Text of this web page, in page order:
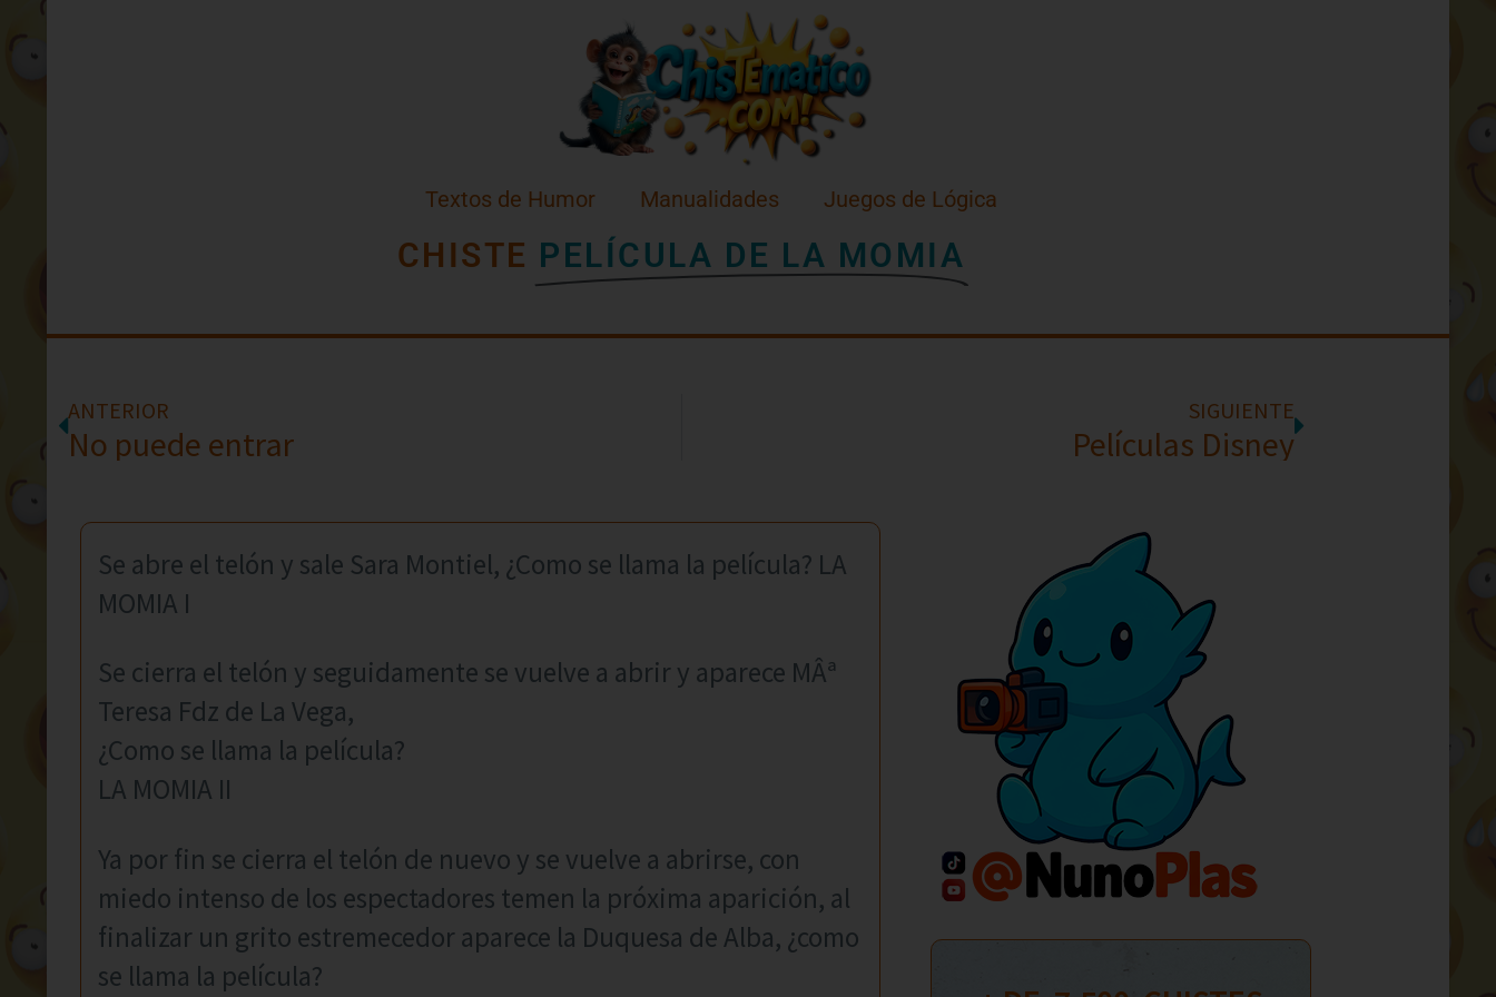
Textos de Humor Manualidades Juegos de Lógica
CHISTE PELÍCULA DE LA MOMIA
ANTERIOR
No puede entrar
SIGUIENTE
Películas Disney
Se abre el telón y sale Sara Montiel, ¿Como se llama la película? LA
MOMIA I
Se cierra el telón y seguidamente se vuelve a abrir y aparece MÂª
Teresa Fdz de La Vega,
¿Como se llama la película?
LA MOMIA II
Ya por fin se cierra el telón de nuevo y se vuelve a abrirse, con
miedo intenso de los espectadores temen la próxima aparición, al
finalizar un grito estremecedor aparece la Duquesa de Alba, ¿como
se llama la película?